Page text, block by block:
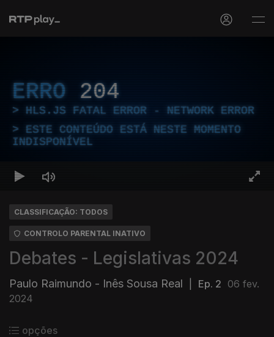
ERRO 204
HLS.JS FATAL ERROR - NETWORK ERROR
ESTE CONTEÚDO ESTÁ NESTE MOMENTO
INDISPONÍVEL
CLASSIFICAÇÃO: TODOS
CONTROLO PARENTAL INATIVO
Debates - Legislativas 2024
Paulo Raimundo - Inês Sousa Real Ep. 2 06 fev.
2024
opções